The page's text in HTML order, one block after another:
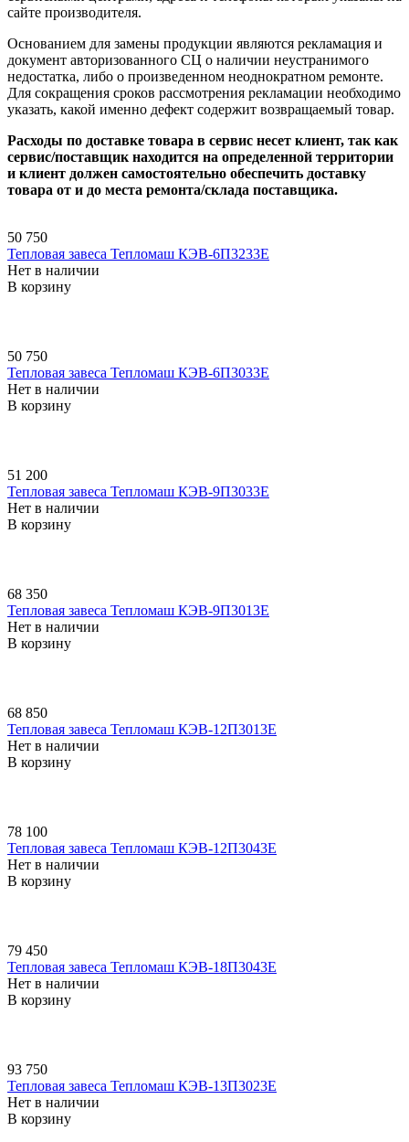
сайте производителя.
Основанием для замены продукции являются рекламация и
документ авторизованного СЦ о наличии неустранимого
недостатка, либо о произведенном неоднократном ремонте.
Для сокращения сроков рассмотрения рекламации необходимо
указать, какой именно дефект содержит возвращаемый товар.
Расходы по доставке товара в сервис несет клиент, так как
сервис/поставщик находится на определенной территории
и клиент должен самостоятельно обеспечить доставку
товара от и до места ремонта/склада поставщика.
50 750
Тепловая завеса Тепломаш КЭВ-6П3233E
Нет в наличии
В корзину
50 750
Тепловая завеса Тепломаш КЭВ-6П3033E
Нет в наличии
В корзину
51 200
Тепловая завеса Тепломаш КЭВ-9П3033E
Нет в наличии
В корзину
68 350
Тепловая завеса Тепломаш КЭВ-9П3013E
Нет в наличии
В корзину
68 850
Тепловая завеса Тепломаш КЭВ-12П3013E
Нет в наличии
В корзину
78 100
Тепловая завеса Тепломаш КЭВ-12П3043E
Нет в наличии
В корзину
79 450
Тепловая завеса Тепломаш КЭВ-18П3043E
Нет в наличии
В корзину
93 750
Тепловая завеса Тепломаш КЭВ-13П3023E
Нет в наличии
В корзину